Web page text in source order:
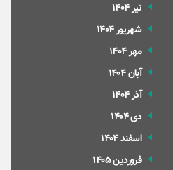
تير 1404
شهریور 1404
مهر 1404
آبان 1404
آذر 1404
دی 1404
اسفند 1404
فروردین 1405